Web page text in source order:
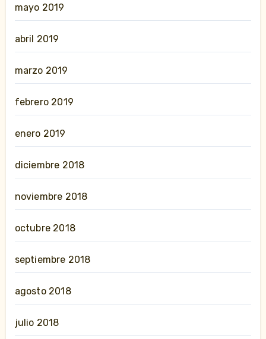
mayo 2019
abril 2019
marzo 2019
febrero 2019
enero 2019
diciembre 2018
noviembre 2018
octubre 2018
septiembre 2018
agosto 2018
julio 2018